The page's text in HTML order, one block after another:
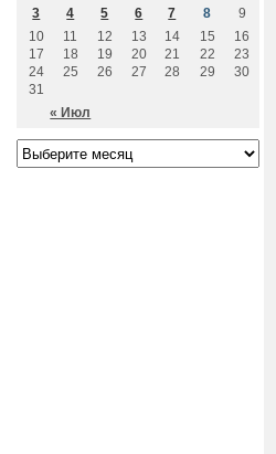
« Июл
3
4 5 6 7 8
9
10
11 12 13 14 15
16
17
18 19 20 21 22
23
24
25 26 27 28 29
30
31